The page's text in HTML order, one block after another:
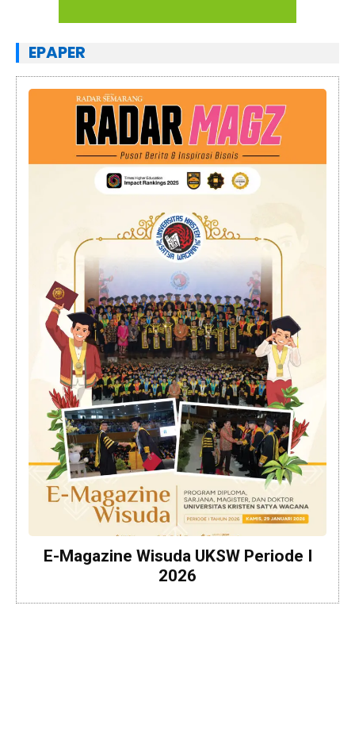
EPAPER
E-Magazine Wisuda UKSW Periode I
2026